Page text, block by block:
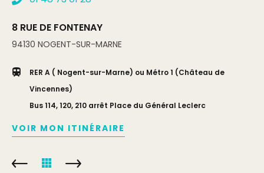
8 RUE DE FONTENAY
94130 NOGENT-SUR-MARNE
RER A ( Nogent-sur-Marne) ou Métro 1 (Château de
Vincennes)
Bus 114, 120, 210 arrêt Place du Général Leclerc
VOIR MON ITINÉRAIRE